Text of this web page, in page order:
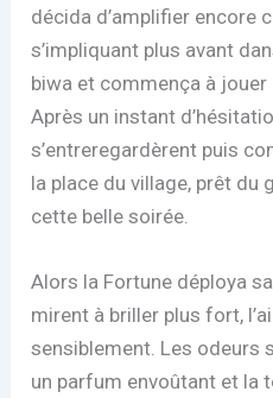
décida d’amplifier encore
s’impliquant plus avant
biwa et commença à jouer
Après un instant
s’entreregardèrent puis
la place du village, prêt du
cette belle soirée.
Alors la Fortune déploya
mirent à briller plus fort,
sensiblement. Les odeurs
un parfum envoûtant et la